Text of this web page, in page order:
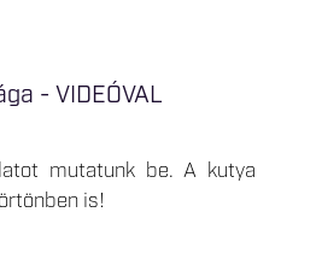
- VIDEÓVAL
mutatunk be. A kutya
is!